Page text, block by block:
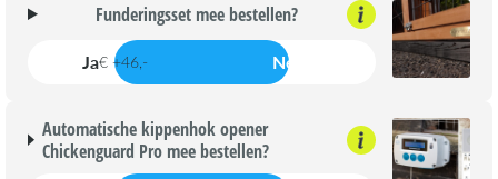
Funderingsset mee bestellen?
Ja€ +46,- Nee
Automatische kippenhok opener
Chickenguard Pro mee bestellen?